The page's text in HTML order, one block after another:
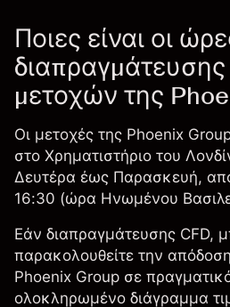
Ποιες είναι οι
μετοχών της
Οι μετοχές της Phoenix
στο Χρηματιστήριο του
Δευτέρα έως Παρασκευή,
16:30 (ώρα Ηνωμένου
Εάν διαπραγμάτευσης CFD,
παρακολουθείτε την
Phoenix Group σε
ολοκληρωμένο διάγραμμα